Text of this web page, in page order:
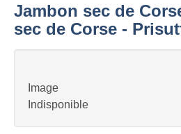
Jambon sec de
sec de Corse -
Image
Indisponible